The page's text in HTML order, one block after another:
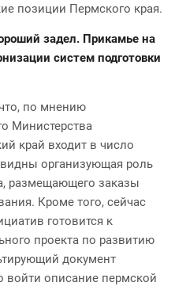
позиции Пермского края.
задел. Прикамье на
систем подготовки
по мнению
Министерства
край входит в число
организующая роль
размещающего заказы
Кроме того, сейчас
готовится к
проекта по развитию
документ
описание пермской